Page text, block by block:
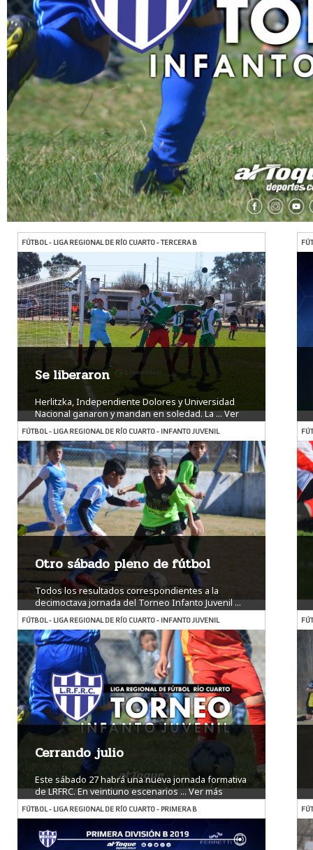
FÚTBOL - LIGA REGIONAL DE RÍO CUARTO - TERCERA B
Se liberaron
Herlitzka, Independiente Dolores y Universidad
Nacional ganaron y mandan en soledad. La ...Ver
más
FÚTBOL - LIGA REGIONAL DE RÍO CUARTO - INFANTO JUVENIL
Otro sábado pleno de fútbol
Todos los resultados correspondientes a la
decimoctava jornada del Torneo Infanto Juvenil ...
Ver más
FÚTBOL - LIGA REGIONAL DE RÍO CUARTO - INFANTO JUVENIL
Cerrando julio
Este sábado 27 habrá una nueva jornada formativa
de LRFRC. En veintiuno escenarios ...Ver más
FÚTBOL - LIGA REGIONAL DE RÍO CUARTO - PRIMERA B